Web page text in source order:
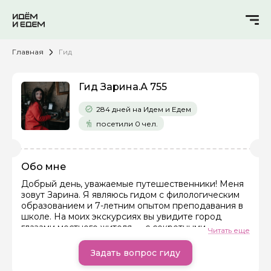
Главная Гид
Гид Зарина.А 755
284 дней на Идем и Едем
посетили 0 чел.
Обо мне
Добрый день, уважаемые путешественники! Меня
зовут Зарина. Я являюсь гидом с филологическим
образованием и 7-летним опытом преподавания в
школе. На моих экскурсиях вы увидите город
глазами местного жителя — с секретными
двориками, неочевидными памятниками и
забавными городскими легендами.
Читать еще
Задать вопрос гиду
Задайте свой вопрос гиду
Как вас зовут
Ваша электронная почта